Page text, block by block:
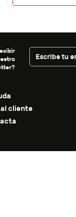
cliente